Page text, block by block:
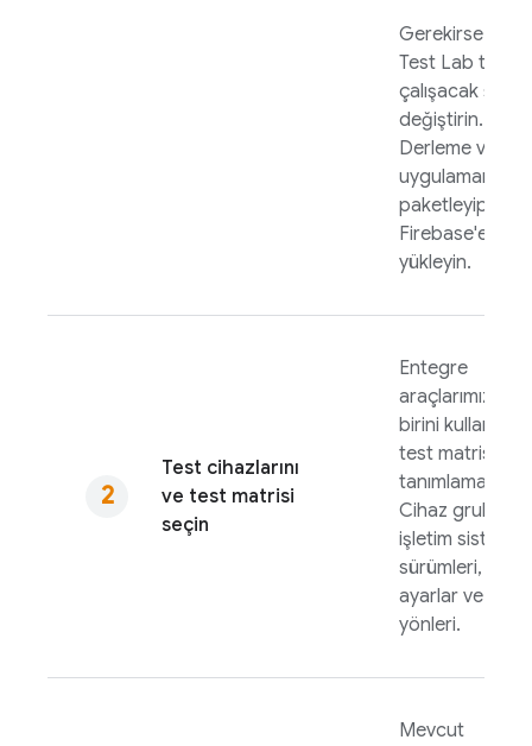
Gerekirse
Test Lab
çalışacak
değiştirin.
Derleme ve
uygulamanızı
paketleyip
Firebase'e
yükleyin.
Test cihazlarını
ve test matrisi
seçin
Entegre
araçlarımızdan
birini kullanarak
test matrisinizi
tanımlamak için
Cihaz grubu,
işletim sistemi
sürümleri, yerel
ayarlar ve
yönleri.
Mevcut